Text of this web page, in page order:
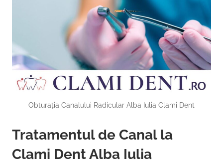
Obturația Canalului Radicular Alba Iulia Clami Dent
Tratamentul de Canal la
Clami Dent Alba Iulia